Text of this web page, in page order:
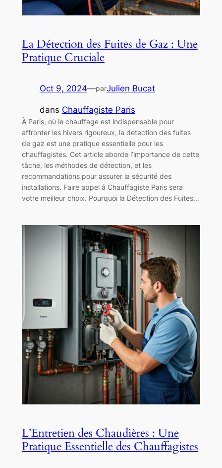
La Détection des Fuites de Gaz : Une
Pratique Cruciale
Oct 9, 2024—parJulien Bucat
dans Chauffagiste Paris
À Paris, où le chauffage est indispensable pour
affronter les hivers rigoureux, la détection des fuites
de gaz est une pratique essentielle pour les
chauffagistes. Cet article aborde l’importance de cette
tâche, les méthodes de détection, et les
recommandations pour assurer la sécurité des
installations. Faire appel à Chauffagiste Paris sera
votre meilleur choix. Pourquoi la Détection des Fuites…
L’Entretien des Chaudières : Une
Pratique Essentielle des Chauffagistes